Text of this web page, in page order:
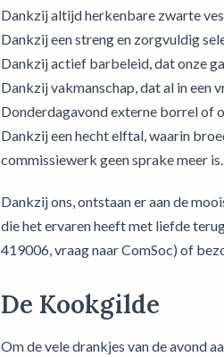
Dankzij altijd herkenbare zwarte
Dankzij een streng en zorgvuldig
Dankzij actief barbeleid, dat onze
Dankzij vakmanschap, dat al in
Donderdagavond externe borrel of
Dankzij een hecht elftal, waarin
commissiewerk geen sprake meer is.
Dankzij ons, ontstaan er aan de
die het ervaren heeft met liefde
419006, vraag naar ComSoc) of
De Kookgilde
Om de vele drankjes van de avond